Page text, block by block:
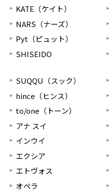
KATE（ケイト）
NARS（ナーズ）
Pyt（ピュット）
SHISEIDO
SUQQU（スック）
hince（ヒンス）
to/one（トーン）
アナ スイ
インウイ
エクシア
エトヴォス
オペラ